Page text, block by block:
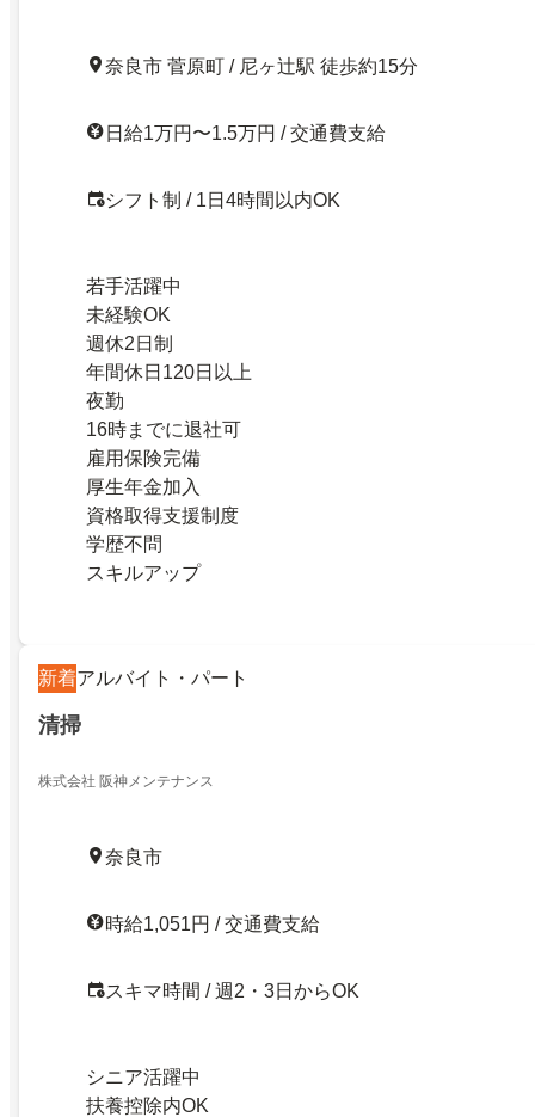
奈良市 菅原町 / 尼ヶ辻駅 徒歩約15分
日給1万円〜1.5万円 / 交通費支給
シフト制 / 1日4時間以内OK
若手活躍中
未経験OK
週休2日制
年間休日120日以上
夜勤
16時までに退社可
雇用保険完備
厚生年金加入
資格取得支援制度
学歴不問
スキルアップ
新着アルバイト・パート
清掃
株式会社 阪神メンテナンス
奈良市
時給1,051円 / 交通費支給
スキマ時間 / 週2・3日からOK
シニア活躍中
扶養控除内OK